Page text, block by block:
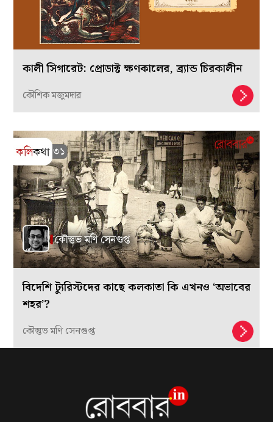
কালী সিগারেট: প্রোডাক্ট ক্ষণকালের, ব্র্যান্ড চিরকালীন
কৌশিক মজুমদার
বিদেশি ট্যুরিস্টদের কাছে কলকাতা কি এখনও ‘অভাবের
শহর’?
কৌস্তুভ মণি সেনগুপ্ত